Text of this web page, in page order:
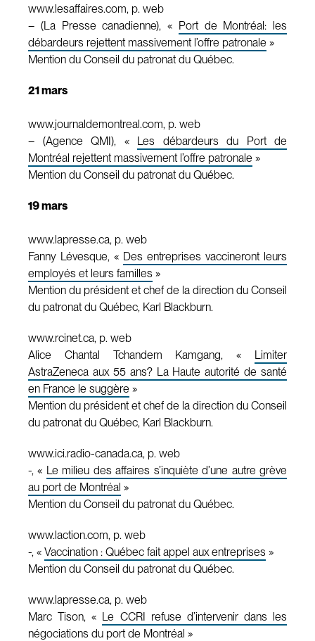
www.lesaffaires.com, p. web
– (La Presse canadienne), « Port de Montréal: les
débardeurs rejettent massivement l’offre patronale »
Mention du Conseil du patronat du Québec.
21 mars
www.journaldemontreal.com, p. web
– (Agence QMI), « Les débardeurs du Port de
Montréal rejettent massivement l’offre patronale »
Mention du Conseil du patronat du Québec.
19 mars
www.lapresse.ca, p. web
Fanny Lévesque, « Des entreprises vaccineront leurs
employés et leurs familles »
Mention du président et chef de la direction du Conseil
du patronat du Québec, Karl Blackburn.
www.rcinet.ca, p. web
Alice Chantal Tchandem Kamgang, « Limiter
AstraZeneca aux 55 ans? La Haute autorité de santé
en France le suggère »
Mention du président et chef de la direction du Conseil
du patronat du Québec, Karl Blackburn.
www.ici.radio-canada.ca, p. web
-, « Le milieu des affaires s’inquiète d’une autre grève
au port de Montréal »
Mention du Conseil du patronat du Québec.
www.laction.com, p. web
-, « Vaccination : Québec fait appel aux entreprises »
Mention du Conseil du patronat du Québec.
www.lapresse.ca, p. web
Marc Tison, « Le CCRI refuse d’intervenir dans les
négociations du port de Montréal »